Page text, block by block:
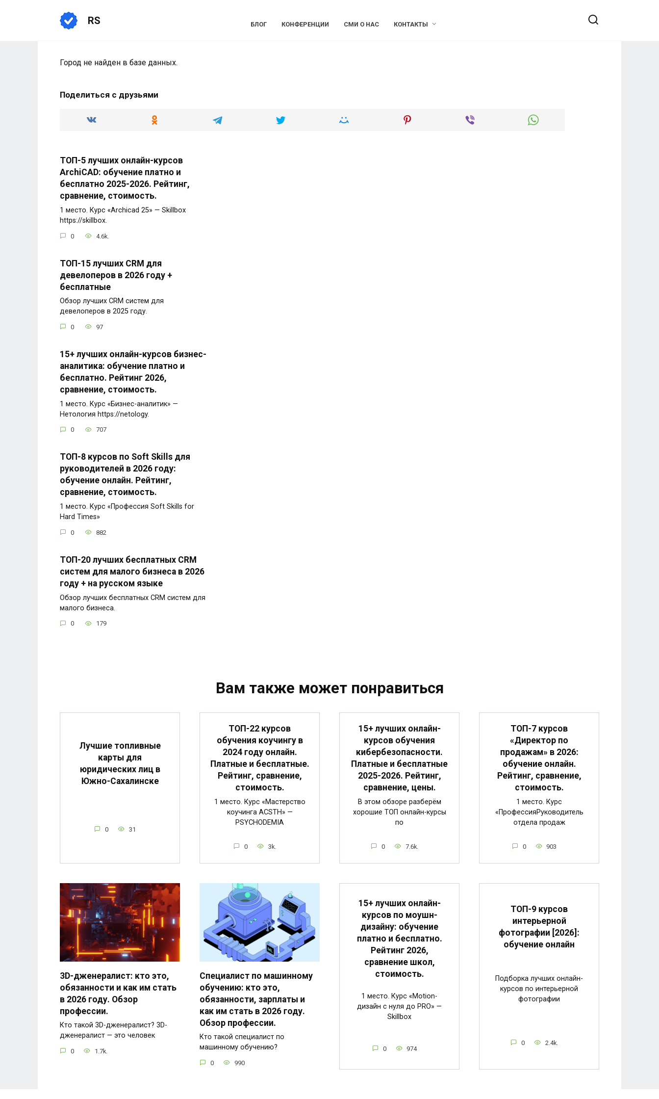
RS БЛОГ КОНФЕРЕНЦИИ СМИ О НАС КОНТАКТЫ
Город не найден в базе данных.
Поделиться с друзьями
ТОП-5 лучших онлайн-курсов
ArchiCAD: обучение платно и
бесплатно 2025-2026. Рейтинг,
сравнение, стоимость.
1 место. Курс «Archicad 25» — Skillbox
https://skillbox.
0 4.6k.
ТОП-15 лучших CRM для
девелоперов в 2026 году +
бесплатные
Обзор лучших CRM систем для
девелоперов в 2025 году.
0 97
15+ лучших онлайн-курсов бизнес-
аналитика: обучение платно и
бесплатно. Рейтинг 2026,
сравнение, стоимость.
1 место. Курс «Бизнес-аналитик» —
Нетология https://netology.
0 707
ТОП-8 курсов по Soft Skills для
руководителей в 2026 году:
обучение онлайн. Рейтинг,
сравнение, стоимость.
1 место. Курс «Профессия Soft Skills for
Hard Times»
0 882
ТОП-20 лучших бесплатных CRM
систем для малого бизнеса в 2026
году + на русском языке
Обзор лучших бесплатных CRM систем для
малого бизнеса.
0 179
Вам также может понравиться
Лучшие топливные
карты для
юридических лиц в
Южно-Сахалинске
0 31
ТОП-22 курсов
обучения коучингу в
2024 году онлайн.
Платные и бесплатные.
Рейтинг, сравнение,
стоимость.
1 место. Курс «Мастерство
коучинга ACSTH» —
PSYCHODEMIA
0 3k.
15+ лучших онлайн-
курсов обучения
кибербезопасности.
Платные и бесплатные
2025-2026. Рейтинг,
сравнение, цены.
В этом обзоре разберём
хорошие ТОП онлайн-курсы
по
0 7.6k.
ТОП-7 курсов
«Директор по
продажам» в 2026:
обучение онлайн.
Рейтинг, сравнение,
стоимость.
1 место. Курс
«ПрофессияРуководитель
отдела продаж
0 903
3D-дженералист: кто это,
обязанности и как им стать
в 2026 году. Обзор
профессии.
Кто такой 3D-дженералист? 3D-
дженералист — это человек
0 1.7k.
Специалист по машинному
обучению: кто это,
обязанности, зарплаты и
как им стать в 2026 году.
Обзор профессии.
Кто такой специалист по
машинному обучению?
0 990
15+ лучших онлайн-
курсов по моушн-
дизайну: обучение
платно и бесплатно.
Рейтинг 2026,
сравнение школ,
стоимость.
1 место. Курс «Motion-
дизайн с нуля до PRO» —
Skillbox
0 974
ТОП-9 курсов
интерьерной
фотографии [2026]:
обучение онлайн
Подборка лучших онлайн-
курсов по интерьерной
фотографии
0 2.4k.